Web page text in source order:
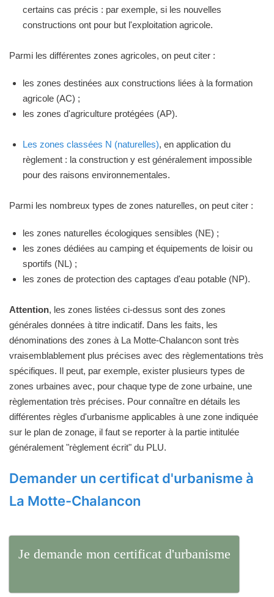
certains cas précis : par exemple, si les nouvelles
constructions ont pour but l'exploitation agricole.
Parmi les différentes zones agricoles, on peut citer :
les zones destinées aux constructions liées à la formation
agricole (AC) ;
les zones d'agriculture protégées (AP).
Les zones classées N (naturelles), en application du
règlement : la construction y est généralement impossible
pour des raisons environnementales.
Parmi les nombreux types de zones naturelles, on peut citer :
les zones naturelles écologiques sensibles (NE) ;
les zones dédiées au camping et équipements de loisir ou
sportifs (NL) ;
les zones de protection des captages d'eau potable (NP).
Attention, les zones listées ci-dessus sont des zones
générales données à titre indicatif. Dans les faits, les
dénominations des zones à La Motte-Chalancon sont très
vraisemblablement plus précises avec des règlementations très
spécifiques. Il peut, par exemple, exister plusieurs types de
zones urbaines avec, pour chaque type de zone urbaine, une
règlementation très précises. Pour connaître en détails les
différentes règles d'urbanisme applicables à une zone indiquée
sur le plan de zonage, il faut se reporter à la partie intitulée
généralement "règlement écrit" du PLU.
Demander un certificat d'urbanisme à
La Motte-Chalancon
Je demande mon certificat d'urbanisme